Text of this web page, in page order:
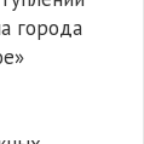
города